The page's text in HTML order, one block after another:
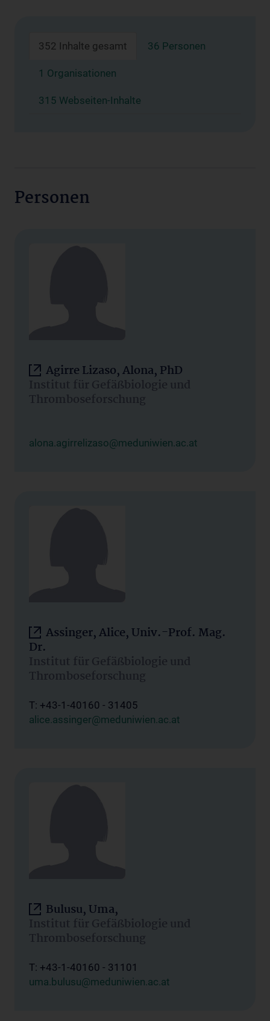
352 Inhalte gesamt 36 Personen
1 Organisationen
315 Webseiten-Inhalte
Personen
Agirre Lizaso, Alona, PhD
Institut für Gefäßbiologie und
Thromboseforschung
alona.agirrelizaso@meduniwien.ac.at
Assinger, Alice, Univ.-Prof. Mag.
Dr.
Institut für Gefäßbiologie und
Thromboseforschung
T: +43-1-40160 - 31405
alice.assinger@meduniwien.ac.at
Bulusu, Uma,
Institut für Gefäßbiologie und
Thromboseforschung
T: +43-1-40160 - 31101
uma.bulusu@meduniwien.ac.at